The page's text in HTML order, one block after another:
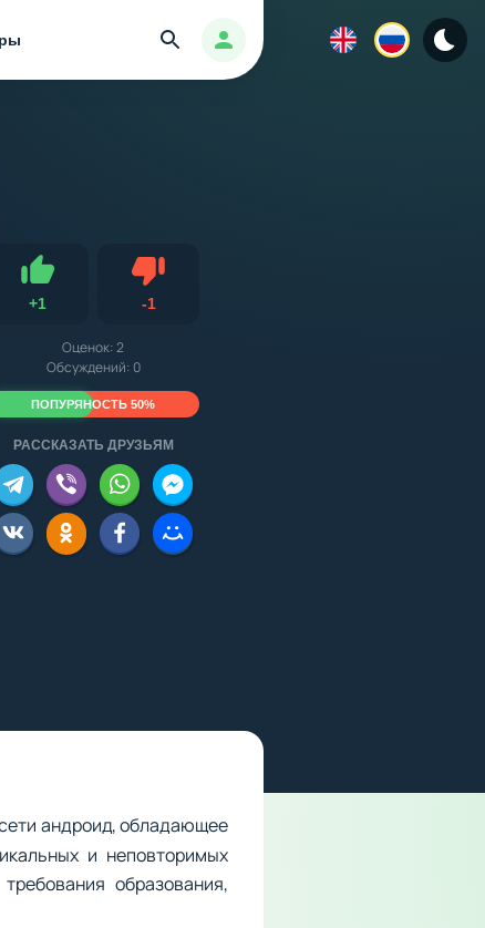
Авторизация
Найти
+1
Нравится
-1
Оценок:2
Обсуждений: 0
ПОПУРЯНОСТЬ 50%
андроид, обладающее
и неповторимых
образования,